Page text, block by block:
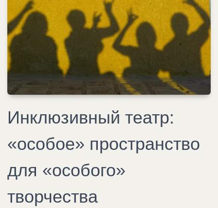
Инклюзивный театр:
«особое» пространство
для «особого»
творчества